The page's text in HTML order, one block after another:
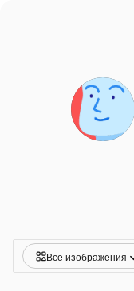
Все изображения